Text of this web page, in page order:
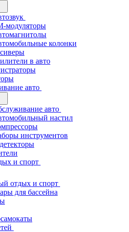
модуляторы
колонки
в авто
авто
авто
настил
инструментов
и спорт
отдых и спорт
для бассейна